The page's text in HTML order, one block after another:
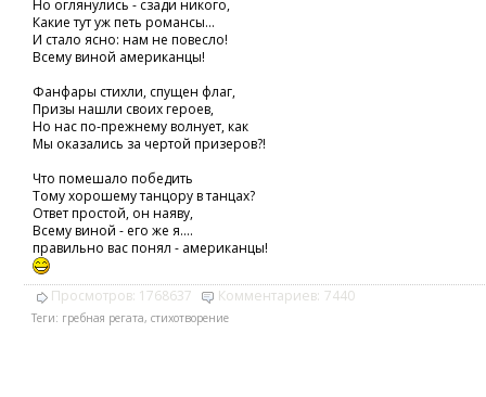
Но оглянулись - сзади никого,
Какие тут уж петь романсы...
И стало ясно: нам не повесло!
Всему виной американцы!
Фанфары стихли, спущен флаг,
Призы нашли своих героев,
Но нас по-прежнему волнует, как
Мы оказались за чертой призеров?!
Что помешало победить
Тому хорошему танцору в танцах?
Ответ простой, он наяву,
Всему виной - его же я....
правильно вас понял - американцы!
Просмотров: 1768637 Комментариев: 7440
Теги: гребная регата, стихотворение